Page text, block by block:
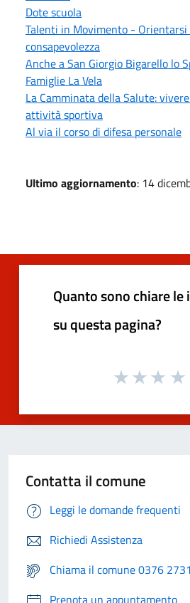
Dote scuola
Talenti in Movimento - Orientarsi
consapevolezza
Anche a San Giorgio Bigarello lo
Famiglie La Vela
La Camminata della Salute:
attività sportiva
Al via il corso di difesa personale
Ultimo aggiornamento: 14
Quanto sono chiare
su questa pagina?
Contatta il comune
Leggi le domande frequenti
Richiedi Assistenza
Chiama il comune 0376